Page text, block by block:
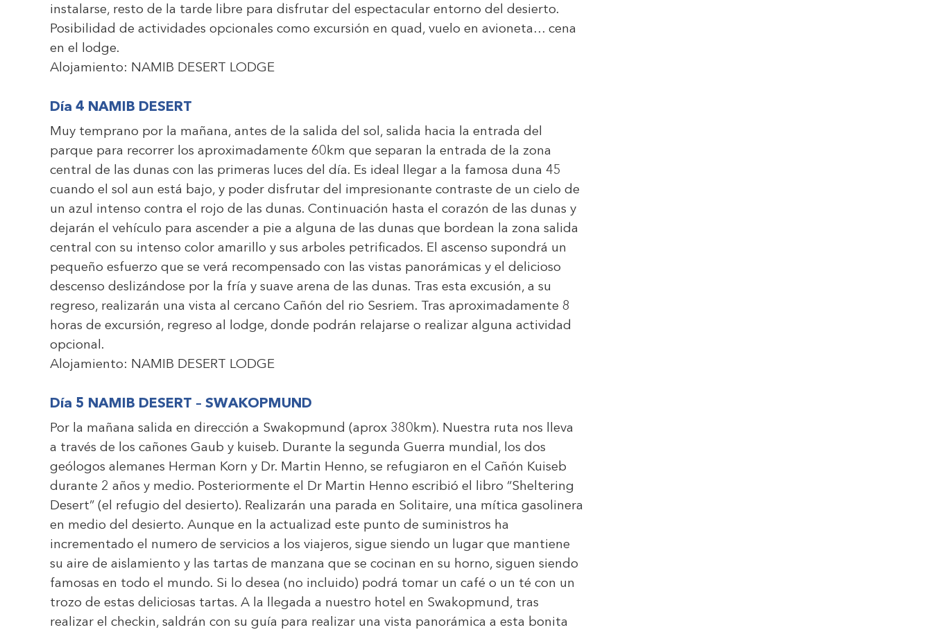
instalarse, resto de la tarde libre para disfrutar del espectacular entorno del desierto.
Posibilidad de actividades opcionales como excursión en quad, vuelo en avioneta… cena
en el lodge.
Alojamiento: NAMIB DESERT LODGE
Día 4 NAMIB DESERT
Muy temprano por la mañana, antes de la salida del sol, salida hacia la entrada del
parque para recorrer los aproximadamente 60km que separan la entrada de la zona
central de las dunas con las primeras luces del día. Es ideal llegar a la famosa duna 45
cuando el sol aun está bajo, y poder disfrutar del impresionante contraste de un cielo de
un azul intenso contra el rojo de las dunas. Continuación hasta el corazón de las dunas y
dejarán el vehículo para ascender a pie a alguna de las dunas que bordean la zona salida
central con su intenso color amarillo y sus arboles petrificados. El ascenso supondrá un
pequeño esfuerzo que se verá recompensado con las vistas panorámicas y el delicioso
descenso deslizándose por la fría y suave arena de las dunas. Tras esta excusión, a su
regreso, realizarán una vista al cercano Cañón del rio Sesriem. Tras aproximadamente 8
horas de excursión, regreso al lodge, donde podrán relajarse o realizar alguna actividad
opcional.
Alojamiento: NAMIB DESERT LODGE
Día 5 NAMIB DESERT – SWAKOPMUND
Por la mañana salida en dirección a Swakopmund (aprox 380km). Nuestra ruta nos lleva
a través de los cañones Gaub y kuiseb. Durante la segunda Guerra mundial, los dos
geólogos alemanes Herman Korn y Dr. Martin Henno, se refugiaron en el Cañón Kuiseb
durante 2 años y medio. Posteriormente el Dr Martin Henno escribió el libro “Sheltering
Desert” (el refugio del desierto). Realizarán una parada en Solitaire, una mítica gasolinera
en medio del desierto. Aunque en la actualizad este punto de suministros ha
incrementado el numero de servicios a los viajeros, sigue siendo un lugar que mantiene
su aire de aislamiento y las tartas de manzana que se cocinan en su horno, siguen siendo
famosas en todo el mundo. Si lo desea (no incluido) podrá tomar un café o un té con un
trozo de estas deliciosas tartas. A la llegada a nuestro hotel en Swakopmund, tras
realizar el checkin, saldrán con su guía para realizar una vista panorámica a esta bonita